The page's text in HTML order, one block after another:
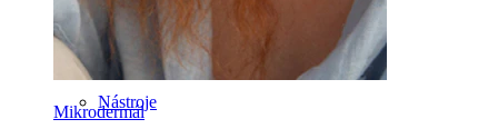
Mikrodermál
Podkova
Kroužek
Nástroje